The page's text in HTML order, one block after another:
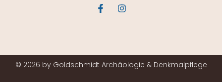
© 2026 by Goldschmidt Archäologie & Denkmalpflege